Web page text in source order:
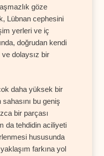
göze
Lübnan cephesini
yerleri ve iç
doğrudan kendi
dolaysız bir
daha yüksek bir
bu geniş
bir parçası
da tehdidin aciliyeti
hususunda
farkına yol